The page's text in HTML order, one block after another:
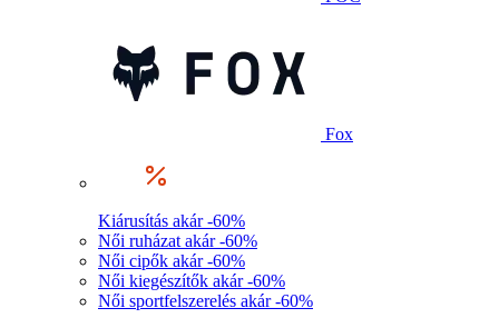
Fox
Kiárusítás akár -60%
Női ruházat akár -60%
Női cipők akár -60%
Női kiegészítők akár -60%
Női sportfelszerelés akár -60%